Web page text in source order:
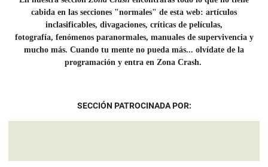
cabida en las secciones "normales" de esta web: artículos
inclasificables, divagaciones, críticas de películas,
fotografía, fenómenos paranormales, manuales de supervivencia y
mucho más. Cuando tu mente no pueda más... olvídate de la
programación y entra en Zona Crash.
SECCIÓN PATROCINADA POR: